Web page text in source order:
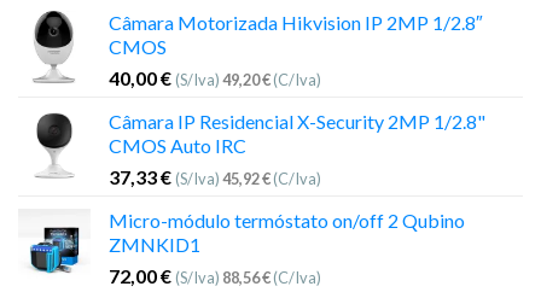
Câmara Motorizada Hikvision IP 2MP 1/2.8″
CMOS
40,00€ (S/Iva)49,20€(C/Iva)
Câmara IP Residencial X-Security 2MP 1/2.8"
CMOS Auto IRC
37,33€ (S/Iva)45,92€(C/Iva)
Micro-módulo termóstato on/off 2 Qubino
ZMNKID1
72,00€ (S/Iva) 88,56€(C/Iva)